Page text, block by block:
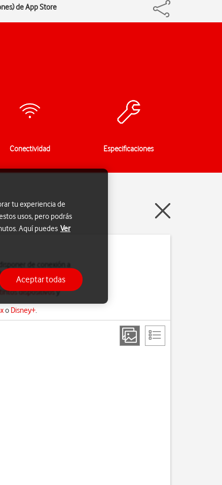
de App Store
Conectividad Especificaciones
de conexión a
APN de tu tablet para
dispositivosy
o Disney+.
tu experiencia de
usos, pero podrás
Aquí puedes Ver
Aceptar todas